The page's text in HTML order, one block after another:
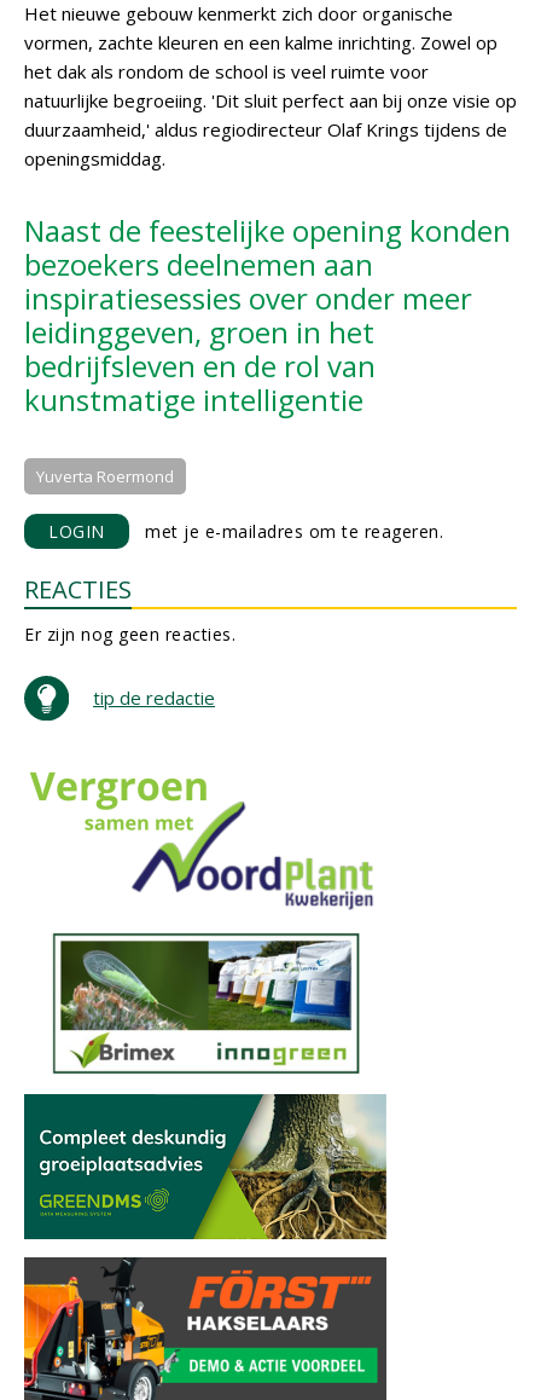
Het nieuwe gebouw kenmerkt zich door organische
vormen, zachte kleuren en een kalme inrichting. Zowel op
het dak als rondom de school is veel ruimte voor
natuurlijke begroeiing. 'Dit sluit perfect aan bij onze visie op
duurzaamheid,' aldus regiodirecteur Olaf Krings tijdens de
openingsmiddag.
Naast de feestelijke opening konden
bezoekers deelnemen aan
inspiratiesessies over onder meer
leidinggeven, groen in het
bedrijfsleven en de rol van
kunstmatige intelligentie
Yuverta Roermond
LOGIN met je e-mailadres om te reageren.
REACTIES
Er zijn nog geen reacties.
tip de redactie